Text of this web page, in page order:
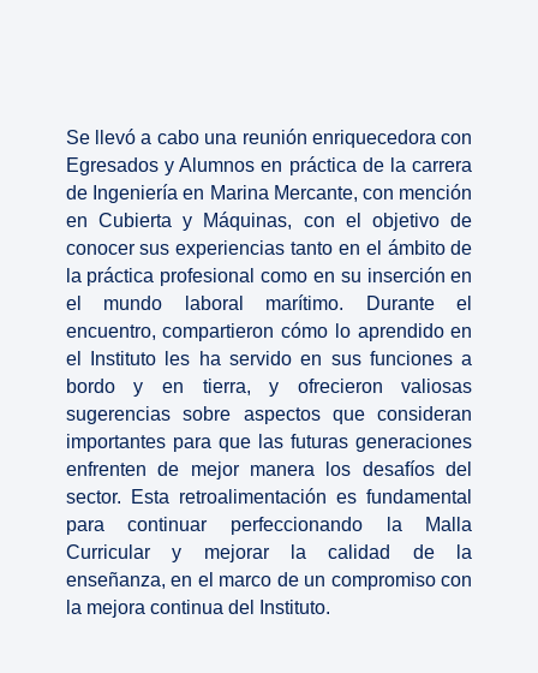
Se llevó a cabo una reunión enriquecedora con
Egresados y Alumnos en práctica de la carrera
de Ingeniería en Marina Mercante, con mención
en Cubierta y Máquinas, con el objetivo de
conocer sus experiencias tanto en el ámbito de
la práctica profesional como en su inserción en
el mundo laboral marítimo. Durante el
encuentro, compartieron cómo lo aprendido en
el Instituto les ha servido en sus funciones a
bordo y en tierra, y ofrecieron valiosas
sugerencias sobre aspectos que consideran
importantes para que las futuras generaciones
enfrenten de mejor manera los desafíos del
sector. Esta retroalimentación es fundamental
para continuar perfeccionando la Malla
Curricular y mejorar la calidad de la
enseñanza, en el marco de un compromiso con
la mejora continua del Instituto.